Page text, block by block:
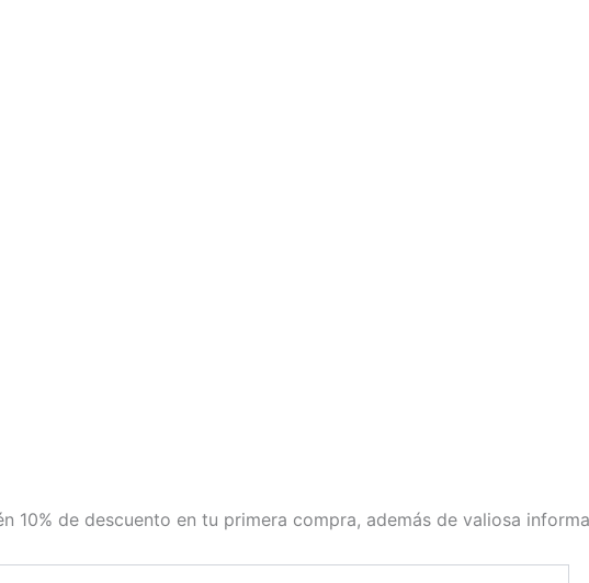
10% de descuento en tu primera compra, además de valiosa